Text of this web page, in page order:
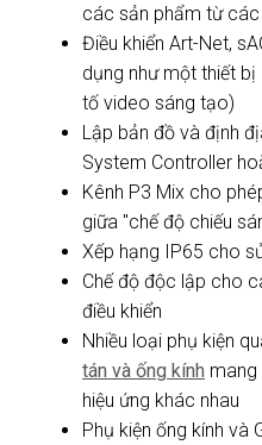
các sản phẩm từ
Điều khiển Art-Net,
dụng như một thiết
tố video sáng tạo)
Lập bản đồ và định
System Controller
Kênh P3 Mix cho
giữa "chế độ chiếu
Xếp hạng IP65 cho
Chế độ độc lập cho
điều khiển
Nhiều loại phụ kiện
tán và ống kính mang
hiệu ứng khác nhau
Phụ kiện ống kính và